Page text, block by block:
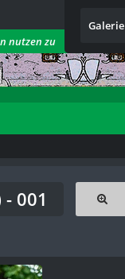
Galerie
nutzen zu
- 001